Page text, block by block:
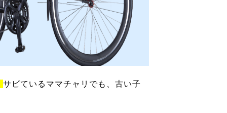
サビているママチャリでも、古い子